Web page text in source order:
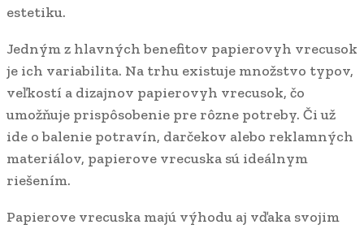
estetiku.
Jedným z hlavných benefitov papierovyh vrecusok
je ich variabilita. Na trhu existuje množstvo typov,
veľkostí a dizajnov papierovyh vrecusok, čo
umožňuje prispôsobenie pre rôzne potreby. Či už
ide o balenie potravín, darčekov alebo reklamných
materiálov, papierove vrecuska sú ideálnym
riešením.
Papierove vrecuska majú výhodu aj vďaka svojim